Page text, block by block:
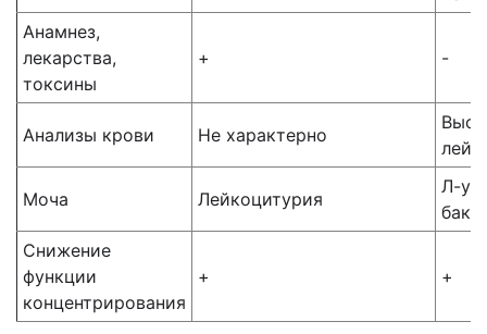
Анамнез,
лекарства,
токсины
+ -
Анализы крови Не характерно
Моча Лейкоцитурия
Л-
Снижение
функции
концентрирования
+ +